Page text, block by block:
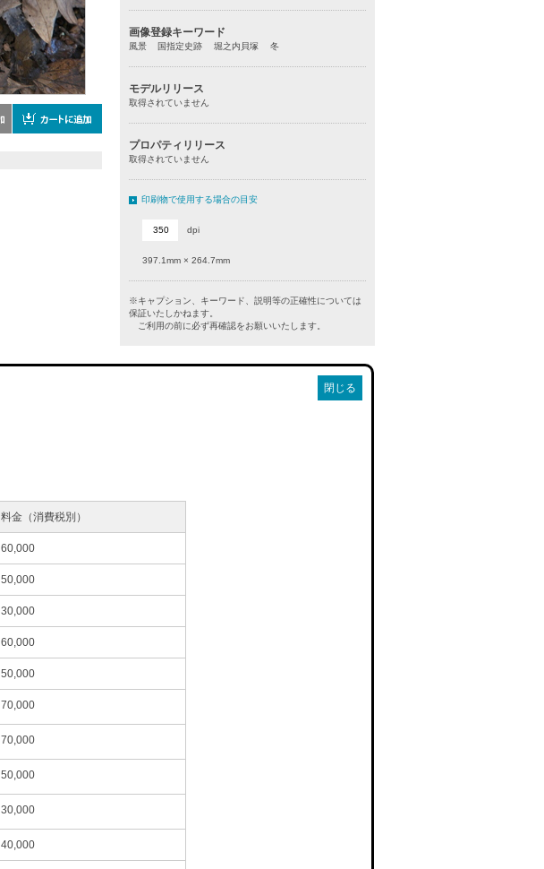
画像登録キーワード
風景 国指定史跡 堀之内貝塚 冬
モデルリリース
取得されていません
プロパティリリース
取得されていません
印刷物で使用する場合の目安
dpi
397.1mm × 264.7mm
※キャプション、キーワード、説明等の正確性については
保証いたしかねます。
ご利用の前に必ず再確認をお願いいたします。
閉じる
料金（消費税別）
60,000
50,000
30,000
60,000
50,000
70,000
70,000
50,000
30,000
40,000